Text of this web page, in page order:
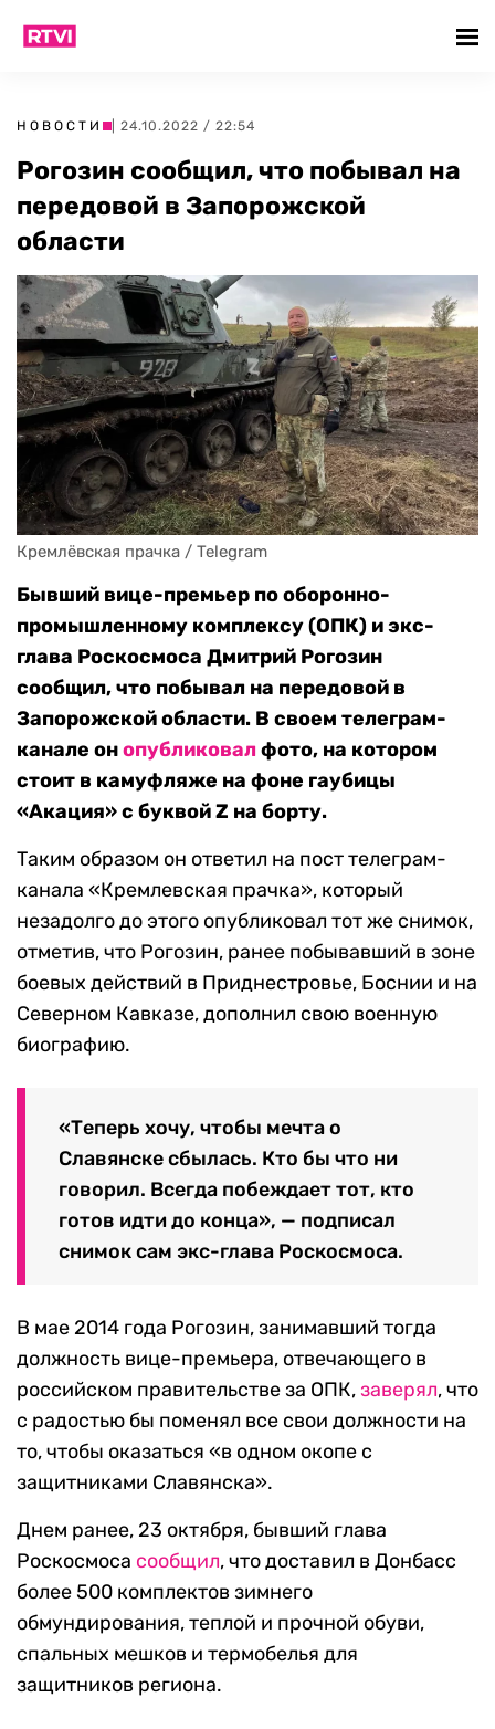
НОВОСТИ | 24.10.2022 / 22:54
Рогозин сообщил, что побывал на
передовой в Запорожской
области
Кремлёвская прачка / Telegram
Бывший вице-премьер по оборонно-
промышленному комплексу (ОПК) и экс-
глава Роскосмоса Дмитрий Рогозин
сообщил, что побывал на передовой в
Запорожской области. В своем телеграм-
канале онопубликовалфото, на котором
стоит в камуфляже на фоне гаубицы
«Акация» с буквой Z на борту.
Таким образом он ответил на пост телеграм-
канала «Кремлевская прачка», который
незадолго до этого опубликовал тот же снимок,
отметив, что Рогозин, ранее побывавший в зоне
боевых действий в Приднестровье, Боснии и на
Северном Кавказе, дополнил свою военную
биографию.
«Теперь хочу, чтобы мечта о
Славянске сбылась. Кто бы что ни
говорил. Всегда побеждает тот, кто
готов идти до конца», — подписал
снимок сам экс-глава Роскосмоса.
В мае 2014 года Рогозин, занимавший тогда
должность вице-премьера, отвечающего в
российском правительстве за ОПК,заверял, что
с радостью бы поменял все свои должности на
то, чтобы оказаться «в одном окопе с
защитниками Славянска».
Днем ранее, 23 октября, бывший глава
Роскосмоса сообщил, что доставил в Донбасс
более 500 комплектов зимнего
обмундирования, теплой и прочной обуви,
спальных мешков и термобелья для
защитников региона.